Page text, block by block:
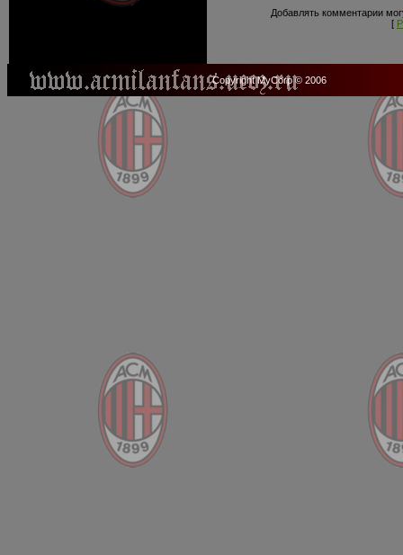
Добавлять комментарии
[
Copyright MyCorp © 2006